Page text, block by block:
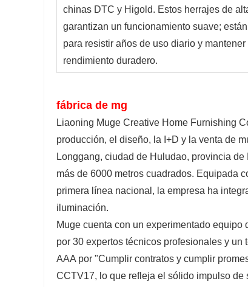
chinas DTC y Higold. Estos herrajes de
garantizan un funcionamiento suave;
para resistir años de uso diario y mantener
rendimiento duradero.
fábrica de mg
Liaoning Muge Creative Home Furnishing
producción, el diseño, la I+D y la venta de
Longgang, ciudad de Huludao, provincia
más de 6000 metros cuadrados. Equipada
primera línea nacional, la empresa ha
iluminación.
Muge cuenta con un experimentado
por 30 expertos técnicos profesionales y
AAA por "Cumplir contratos y cumplir
CCTV17, lo que refleja el sólido impulso de